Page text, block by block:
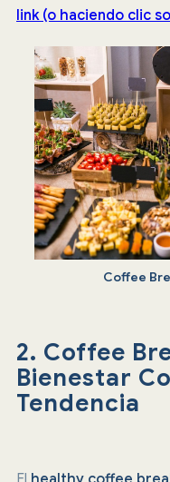
link (o haciendo clic
Coffee
2. Coffee
Bienestar
Tendencia